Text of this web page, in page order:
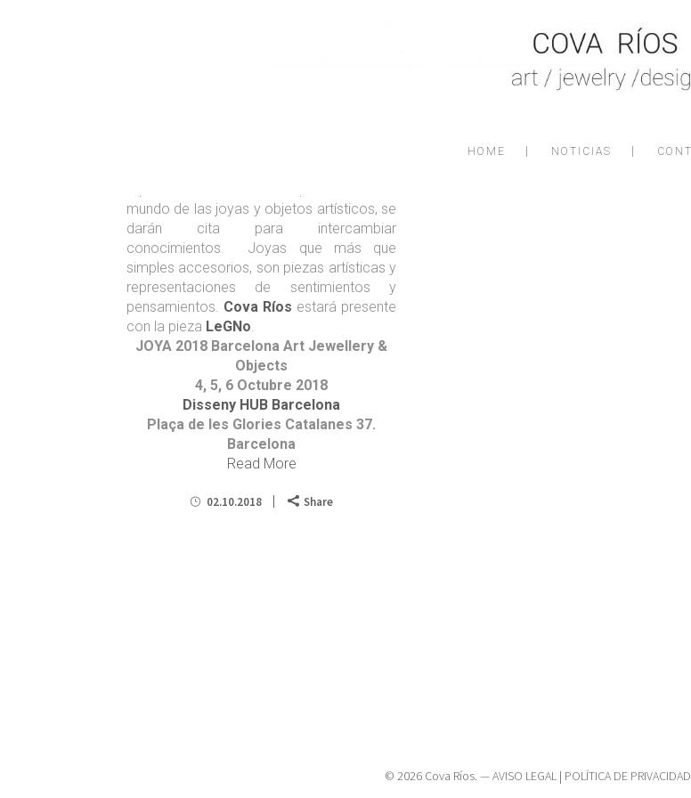
HOME NOTICIAS
mundo de las joyas y objetos artísticos, se
darán cita para intercambiar
conocimientos. Joyas que más que
simples accesorios, son piezas artísticas y
representaciones de sentimientos y
pensamientos. Cova Ríos estará presente
con la pieza LeGNo.
JOYA 2018 Barcelona Art Jewellery &
Objects
4, 5, 6 Octubre 2018
Disseny HUB Barcelona
Plaça de les Glories Catalanes 37.
Barcelona
Read More
02.10.2018 Share
© 2026 Cova Ríos. —AVISO LEGAL | POLÍTICA DE PRIVACIDAD